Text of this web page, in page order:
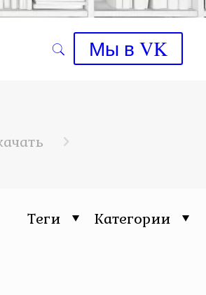
Мы в VK
Категории
Теги